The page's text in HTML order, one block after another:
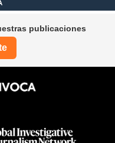
publicaciones